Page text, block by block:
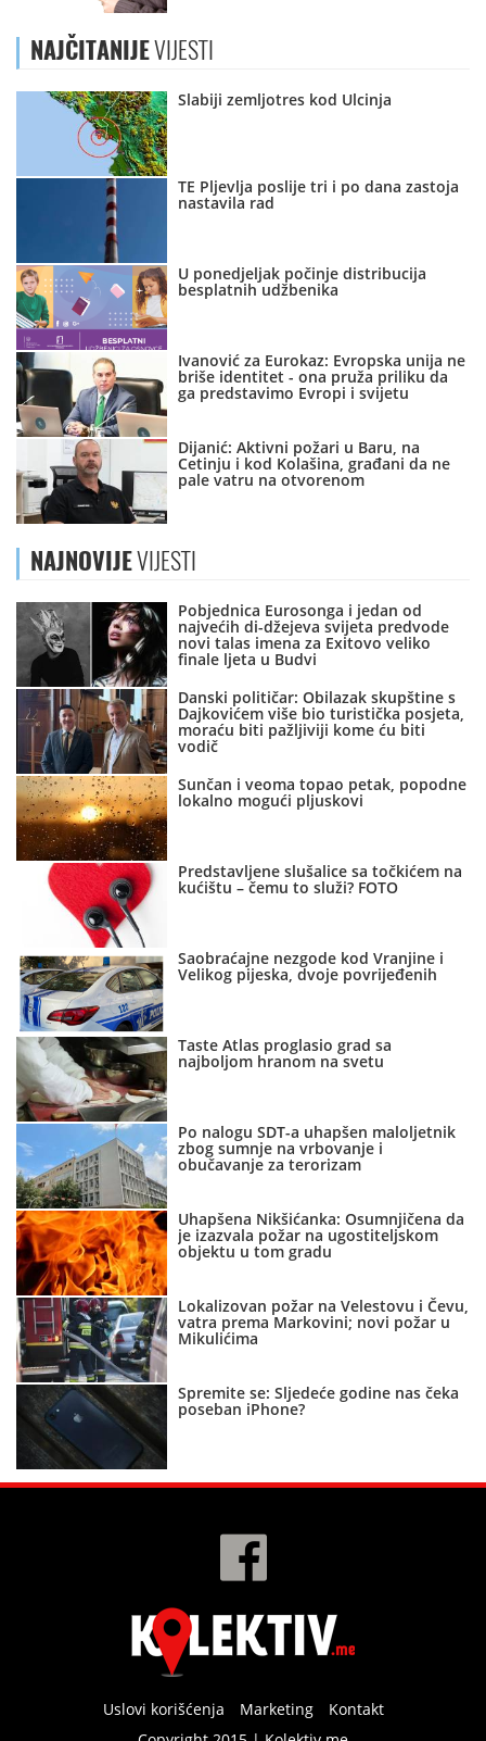
NAJČITANIJEVIJESTI
Slabiji zemljotres kod Ulcinja
TE Pljevlja poslije tri i po dana zastoja
nastavila rad
U ponedjeljak počinje distribucija
besplatnih udžbenika
Ivanović za Eurokaz: Evropska unija ne
briše identitet - ona pruža priliku da
ga predstavimo Evropi i svijetu
Dijanić: Aktivni požari u Baru, na
Cetinju i kod Kolašina, građani da ne
pale vatru na otvorenom
NAJNOVIJEVIJESTI
Pobjednica Eurosonga i jedan od
najvećih di-džejeva svijeta predvode
novi talas imena za Exitovo veliko
finale ljeta u Budvi
Danski političar: Obilazak skupštine s
Dajkovićem više bio turistička posjeta,
moraću biti pažljiviji kome ću biti
vodič
Sunčan i veoma topao petak, popodne
lokalno mogući pljuskovi
Predstavljene slušalice sa točkićem na
kućištu – čemu to služi? FOTO
Saobraćajne nezgode kod Vranjine i
Velikog pijeska, dvoje povrijeđenih
Taste Atlas proglasio grad sa
najboljom hranom na svetu
Po nalogu SDT-a uhapšen maloljetnik
zbog sumnje na vrbovanje i
obučavanje za terorizam
Uhapšena Nikšićanka: Osumnjičena da
je izazvala požar na ugostiteljskom
objektu u tom gradu
Lokalizovan požar na Velestovu i Čevu,
vatra prema Markovini; novi požar u
Mikulićima
Spremite se: Sljedeće godine nas čeka
poseban iPhone?
Uslovi korišćenja Marketing
Kontakt